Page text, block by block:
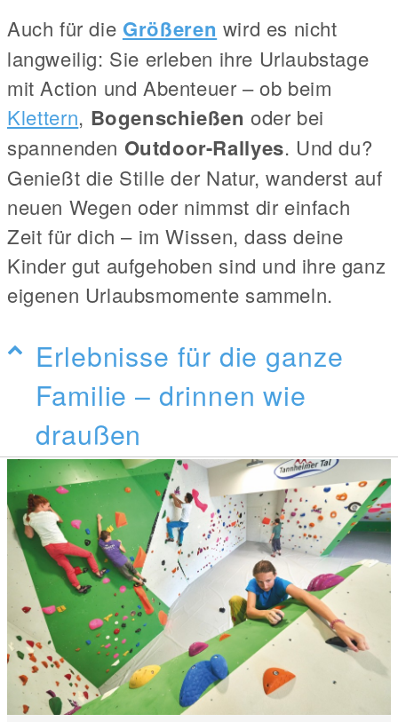
Auch für die Größeren wird es nicht
langweilig: Sie erleben ihre Urlaubstage
mit Action und Abenteuer – ob beim
Klettern, Bogenschießen oder bei
spannenden Outdoor-Rallyes. Und du?
Genießt die Stille der Natur, wanderst auf
neuen Wegen oder nimmst dir einfach
Zeit für dich – im Wissen, dass deine
Kinder gut aufgehoben sind und ihre ganz
eigenen Urlaubsmomente sammeln.
Erlebnisse für die ganze
Familie – drinnen wie
draußen